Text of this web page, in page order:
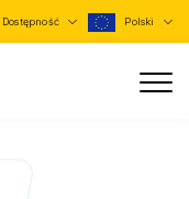
Dostępność Polski